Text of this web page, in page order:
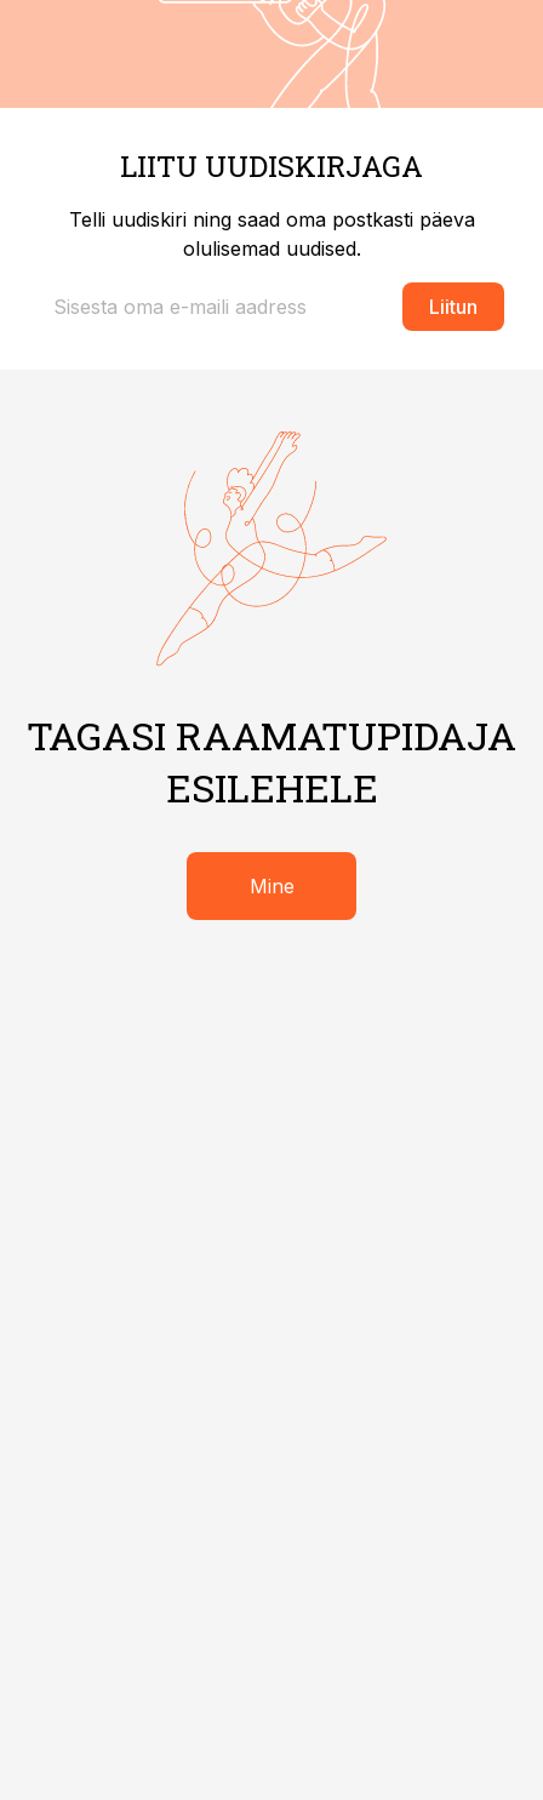
LIITU UUDISKIRJAGA
Telli uudiskiri ning saad oma postkasti päeva
olulisemad uudised.
Liitun
TAGASI RAAMATUPIDAJA
ESILEHELE
Mine